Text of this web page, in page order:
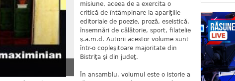
misiune, aceea de a exercita o
critică de întâmpinare la apariţiile
editoriale de poezie, proză, eseistică,
însemnări de călătorie, sport, filatelie
ş.a.m.d. Autorii acestor volume sunt
într-o copleşitoare majoritate din
Bistriţa şi din judeţ.
În ansamblu, volumul este o istorie a